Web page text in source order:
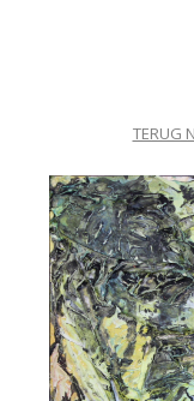
TERUG